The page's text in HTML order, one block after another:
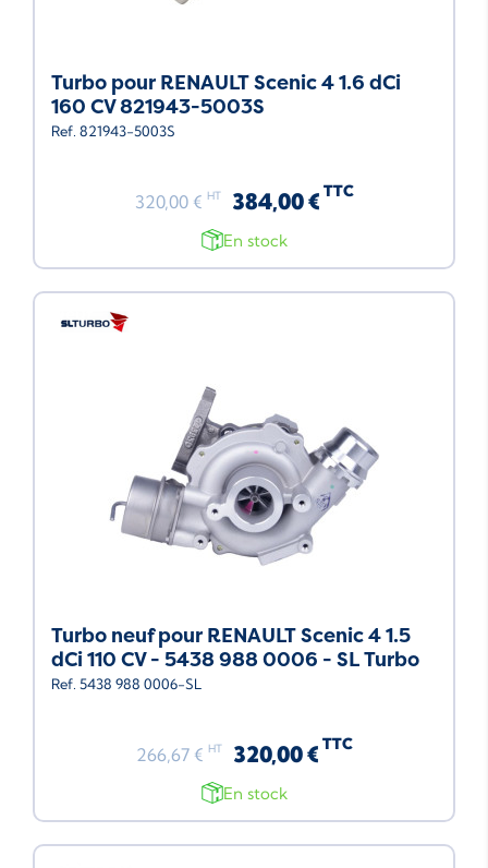
Turbo pour RENAULT Scenic 4 1.6 dCi
160 CV 821943-5003S
Ref. 821943-5003S
320,00 € HT 384,00 € TTC
En stock
Turbo neuf pour RENAULT Scenic 4 1.5
dCi 110 CV - 5438 988 0006 - SL Turbo
Ref. 5438 988 0006-SL
266,67 € HT 320,00 € TTC
En stock